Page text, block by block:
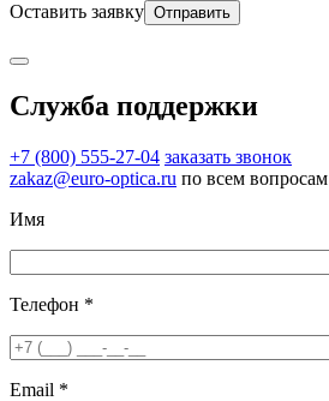
Оставить заявку
Служба поддержки
+7 (800) 555-27-04 заказать звонок
zakaz@euro-optica.ru по всем вопросам
Имя
Телефон *
Email *